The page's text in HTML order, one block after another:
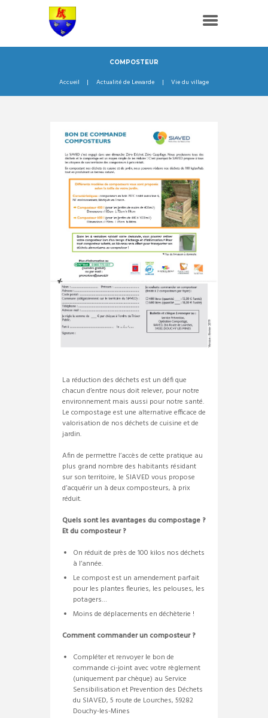
COMPOSTEUR
Accueil Actualité de Lewarde Vie du village
La réduction des déchets est un défi que
chacun d’entre nous doit relever, pour notre
environnement mais aussi pour notre santé.
Le compostage est une alternative efficace de
valorisation de nos déchets de cuisine et de
jardin.
Afin de permettre l’accès de cette pratique au
plus grand nombre des habitants résidant
sur son territoire, le SIAVED vous propose
d’acquérir un à deux composteurs, à prix
réduit.
Quels sont les avantages du compostage ?
Et du composteur ?
On réduit de près de 100 kilos nos déchets
à l’année.
Le compost est un amendement parfait
pour les plantes fleuries, les pelouses, les
potagers…
Moins de déplacements en déchèterie !
Comment commander un composteur ?
Compléter et renvoyer le bon de
commande ci-joint avec votre règlement
(uniquement par chèque) au Service
Sensibilisation et Prevention des Déchets
du SIAVED, 5 route de Lourches, 59282
Douchy-les-Mines